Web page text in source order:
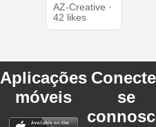
AZ-Creative ·
42 likes
Aplicações
móveis
se